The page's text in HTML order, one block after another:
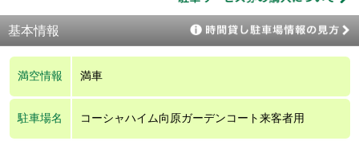
基本情報
満空情報 満車
駐車場名 コーシャハイム向原ガーデンコート来客者用